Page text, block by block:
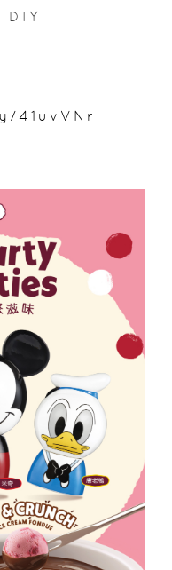
DIY
41uvVNr